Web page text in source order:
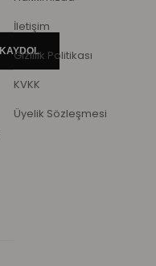
KAYDOL
İletişim
Gizlilik Politikası
KVKK
Üyelik Sözleşmesi